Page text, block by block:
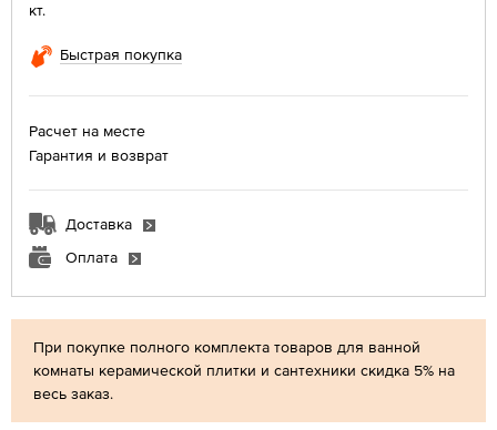
При покупке полного комплекта товаров для ванной
комнаты керамической плитки и сантехники скидка 5% на
весь заказ.
кт.
Быстрая покупка
Расчет на месте
Гарантия и возврат
Доставка
Оплата